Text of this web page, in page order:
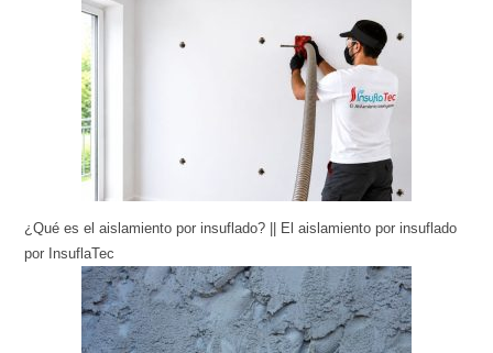
¿Qué es el aislamiento por insuflado? || El aislamiento por insuflado
por InsuflaTec